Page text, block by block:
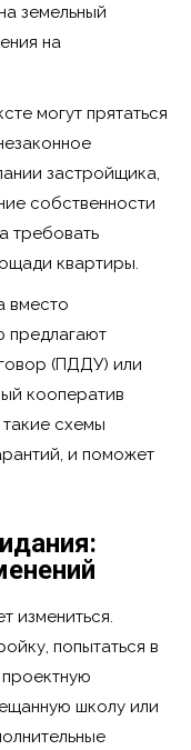
земельный
на
могут прятаться
застройщика,
собственности
требовать
квартиры.
вместо
предлагают
(ПДДУ) или
кооператив
схемы
и поможет
измениться.
попытаться в
школу или